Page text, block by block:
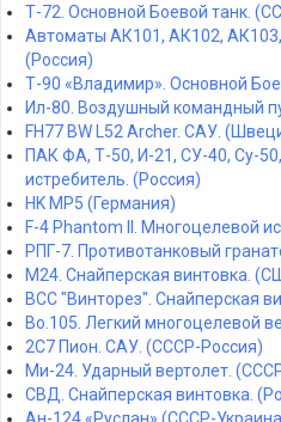
Т-72. Основной Боевой танк.
Автоматы АК101, АК102,
(Россия)
Т-90 «Владимир». Основной
Ил-80. Воздушный командный
FH77 BW L52 Archer. САУ.
ПАК ФА, Т-50, И-21, СУ-40, Су-
истребитель. (Россия)
HK MP5 (Германия)
F-4 Phantom II. Многоцелевой
РПГ-7. Противотанковый
M24. Снайперская винтовка.
ВСС "Винторез". Снайперская
Bo.105. Легкий многоцелевой
2С7 Пион. САУ. (СССР-Россия)
Ми-24. Ударный вертолет.
СВД. Снайперская винтовка.